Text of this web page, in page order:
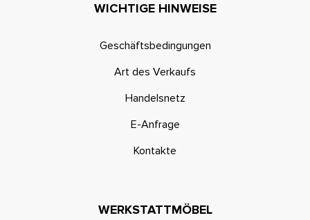
WICHTIGE HINWEISE
Geschäftsbedingungen
Art des Verkaufs
Handelsnetz
E-Anfrage
Kontakte
WERKSTATTMÖBEL